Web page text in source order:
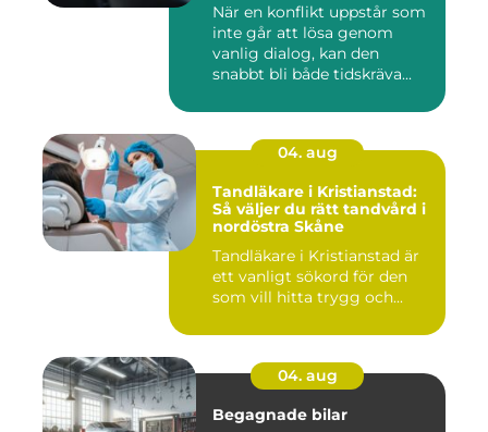
När en konflikt uppstår som
inte går att lösa genom
vanlig dialog, kan den
snabbt bli både tidskräva...
04. aug
Tandläkare i Kristianstad:
Så väljer du rätt tandvård i
nordöstra Skåne
Tandläkare i Kristianstad är
ett vanligt sökord för den
som vill hitta trygg och...
04. aug
Begagnade bilar